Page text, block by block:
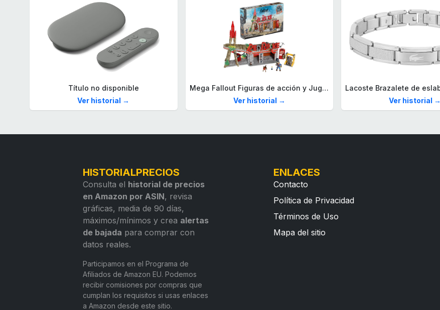
Título no disponible
Ver historial →
Mega Fallout Figuras de acción y Juguetes de construcción, Parada de Camiones Red Rocket con 824 Piezas, 2 Personajes articulados y Accesorios, para coleccionistas, HXT00
Ver historial →
Ver historial →
HISTORIALPRECIOS
Consulta el historial de precios
en Amazon por ASIN, revisa
gráficas, media de 90 días,
máximos/mínimos y crea alertas
de bajada para comprar con
datos reales.
Participamos en el Programa de
Afiliados de Amazon EU. Podemos
recibir comisiones por compras que
cumplan los requisitos si usas enlaces
a Amazon desde este sitio.
ENLACES
Contacto
Política de Privacidad
Términos de Uso
Mapa del sitio